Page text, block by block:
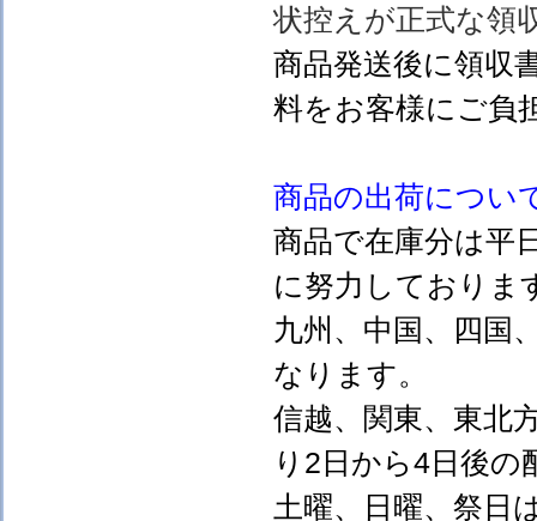
状控えが正式な領
商品発送後に領収
料をお客様にご負
商品の出荷につい
商品で在庫分は平
に努力しておりま
九州、中国、四国
なります。
信越、関東、東北
り2日から4日後の
土曜、日曜、祭日